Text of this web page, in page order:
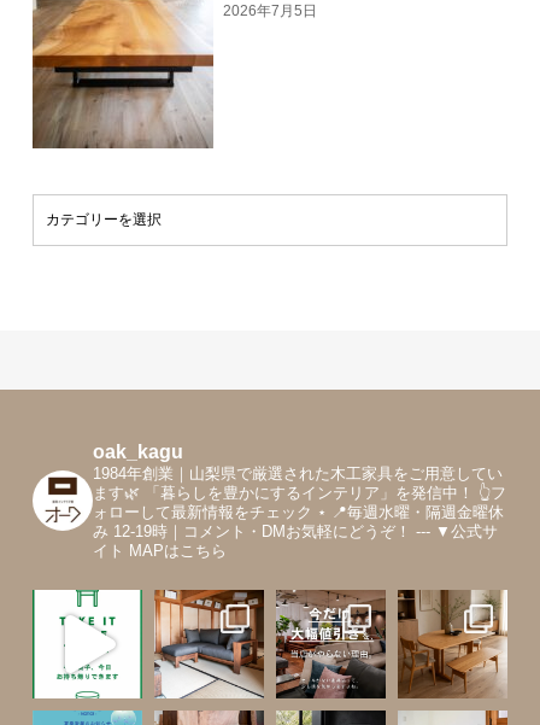
2026年7月5日
oak_kagu
1984年創業｜山梨県で厳選された木工家具をご用意してい
ます🌿 「暮らしを豊かにするインテリア」を発信中！
👆フ
ォローして最新情報をチェック ⋆ 📍毎週水曜・隔週金曜休
み 12-19時｜コメント・DMお気軽にどうぞ！
--- ▼公式サ
イト MAPはこちら